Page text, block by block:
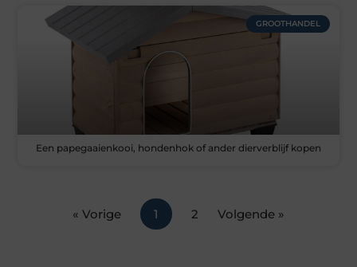
GROOTHANDEL
Een papegaaienkooi, hondenhok of ander dierverblijf kopen
« Vorige 1 2 Volgende »